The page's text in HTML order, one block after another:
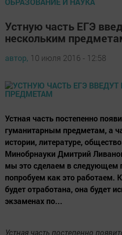
Устную часть ЕГЭ
нескольким
автор, 10 июля 2016 - 12:58
Устная часть постепенно
гуманитарным предметам, а
истории, литературе,
Минобрнауки Дмитрий
мы это сделаем в следующем
попробуем как это работаем.
будет отработана, она будет
экзаменах по...
Устная часть постепенно